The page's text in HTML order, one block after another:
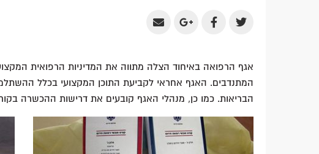
Share
Twitter
Share
Facebook
Share
Google
Plus
Share
Email
אגף הרפואה באיחוד הצלה מתווה את המדיניות הרפואית
המתנדבים. האגף אחראי לקביעת התוכן המקצועי בכלל
הבריאות. כמו כן, מנהלי האגף קובעים את דרישות ההכשרה